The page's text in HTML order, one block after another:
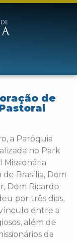
de
a Paróquia
no Park
Missionária
Brasília, Dom
Dom Ricardo
por três dias,
entre a
além de
da